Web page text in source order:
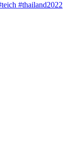
#thailand2022